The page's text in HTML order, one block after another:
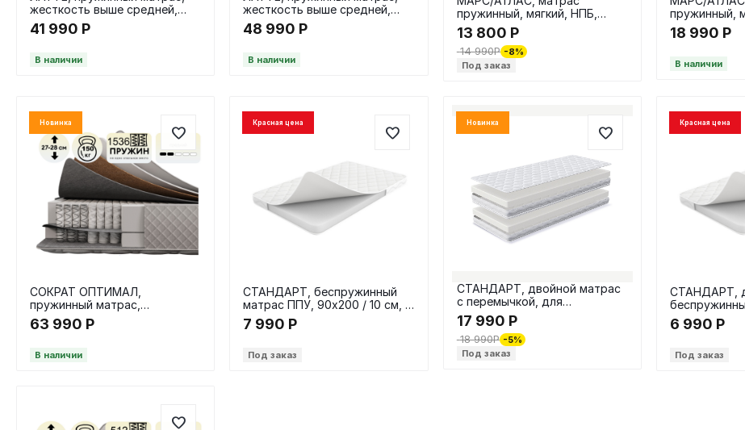
жесткость выше средней,
НПБ, 140х200 / 24 см
41 990 Р
В наличии
жесткость выше средней,
НПБ, 160х200 / 24 см
48 990 Р
В наличии
пружинный, мягкий, НПБ,
120х200 / 18 см
13 800 Р
14 990Р -8%
Под заказ
пружинный,
160х200 / 18
18 990 Р
В наличии
Новинка
СОКРАТ ОПТИМАЛ,
пружинный матрас,
жесткость средний, НПБ,
160х200 / 28 см
63 990 Р
В наличии
Красная цена
СТАНДАРТ, беспружинный
матрас ППУ, 90х200 / 10 см, в
скрутке
7 990 Р
Под заказ
Новинка
СТАНДАРТ, двойной матрас
с перемычкой, для
раздвижной кровати,
90х200/180х200/10 см, в
скрутке
17 990 Р
18 990Р -5%
Под заказ
Красная цена
СТАНДАРТ,
70х160, Н10,
6 990 Р
Под заказ